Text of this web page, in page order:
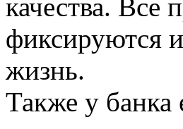
качества. Все
фиксируются
жизнь.
Также у банка